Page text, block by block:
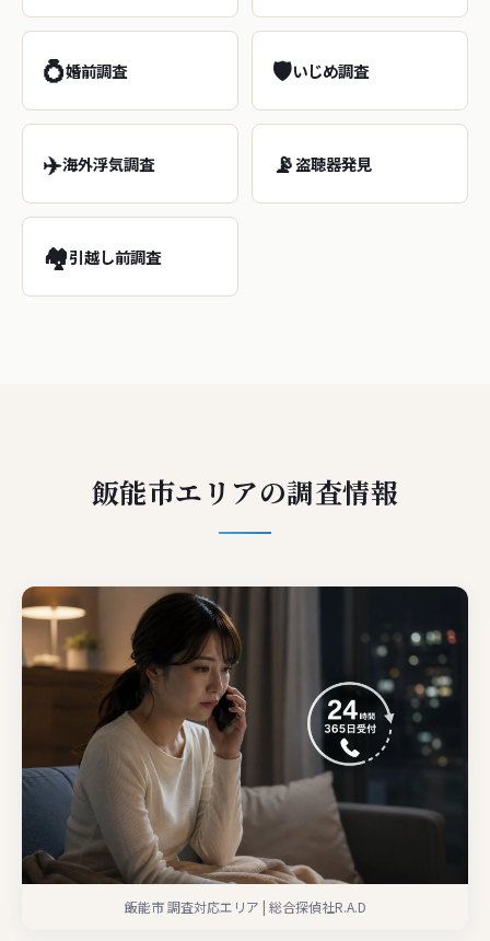
💍婚前調査 🛡️いじめ調査
✈️海外浮気調査 📡盗聴器発見
🏘️引越し前調査
飯能市エリアの調査情報
飯能市 調査対応エリア | 総合探偵社R.A.D